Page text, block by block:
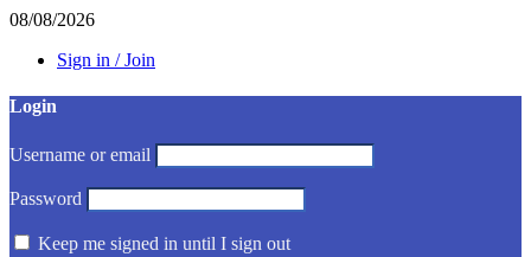
08/08/2026
Sign in / Join
Login
Username or email
Password
Keep me signed in until I sign out